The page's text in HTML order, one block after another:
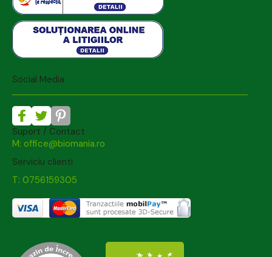
Social Media
Suport / Contact
M: office@biomania.ro
Serviciu clienti
T: 0756159305